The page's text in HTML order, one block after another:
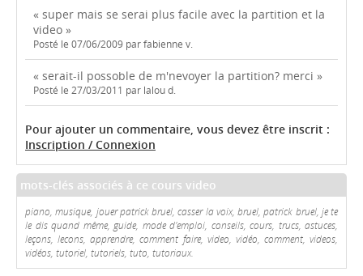
« super mais se serai plus facile avec la partition et la
video »
Posté le 07/06/2009 par fabienne v.
« serait-il possoble de m'nevoyer la partition? merci »
Posté le 27/03/2011 par lalou d.
Pour ajouter un commentaire, vous devez être inscrit :
Inscription / Connexion
mots-clés associés à ce cours video
piano, musique, jouer patrick bruel, casser la voix, bruel, patrick bruel, je te
le dis quand même, guide, mode d'emploi, conseils, cours, trucs, astuces,
leçons, lecons, apprendre, comment faire, video, vidéo, comment, videos,
vidéos, tutoriel, tutoriels, tuto, tutoriaux.